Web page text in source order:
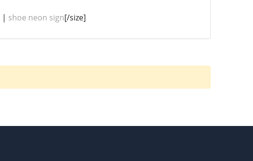
| shoe neon sign[/size]